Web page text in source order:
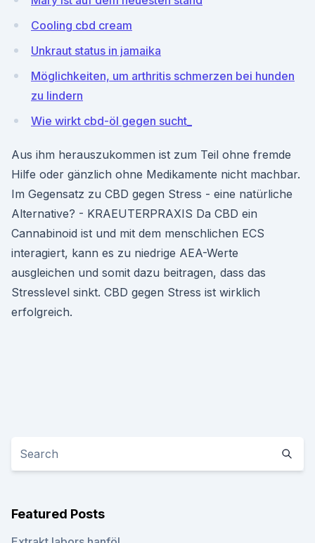
Cooling cbd cream
Unkraut status in jamaika
Möglichkeiten, um arthritis schmerzen bei hunden
zu lindern
Wie wirkt cbd-öl gegen sucht_
Aus ihm herauszukommen ist zum Teil ohne fremde
Hilfe oder gänzlich ohne Medikamente nicht machbar.
Im Gegensatz zu CBD gegen Stress - eine natürliche
Alternative? - KRAEUTERPRAXIS Da CBD ein
Cannabinoid ist und mit dem menschlichen ECS
interagiert, kann es zu niedrige AEA-Werte
ausgleichen und somit dazu beitragen, dass das
Stresslevel sinkt. CBD gegen Stress ist wirklich
erfolgreich.
Featured Posts